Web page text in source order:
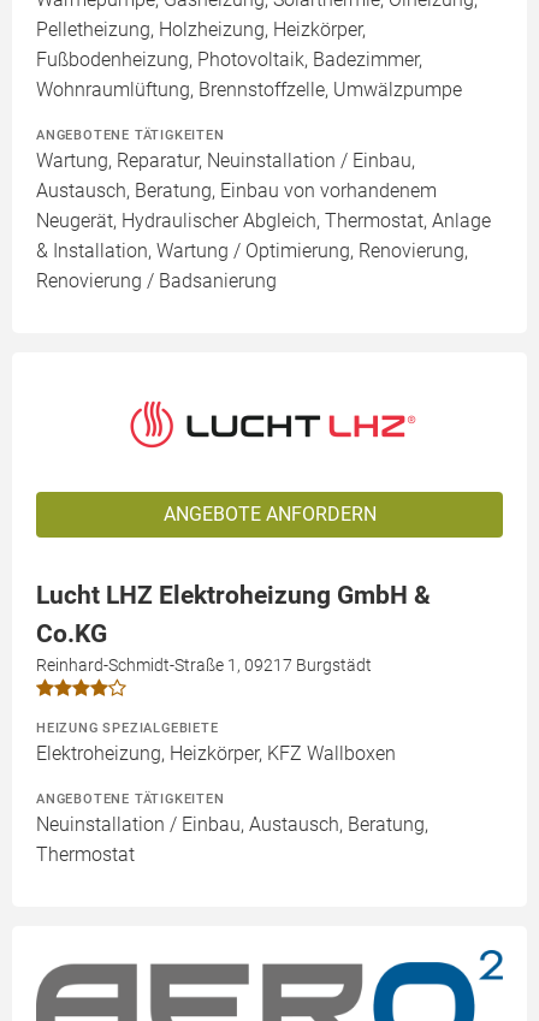
Pelletheizung, Holzheizung, Heizkörper,
Fußbodenheizung, Photovoltaik, Badezimmer,
Wohnraumlüftung, Brennstoffzelle, Umwälzpumpe
ANGEBOTENE TÄTIGKEITEN
Wartung, Reparatur, Neuinstallation / Einbau,
Austausch, Beratung, Einbau von vorhandenem
Neugerät, Hydraulischer Abgleich, Thermostat, Anlage
& Installation, Wartung / Optimierung, Renovierung,
Renovierung / Badsanierung
ANGEBOTE ANFORDERN
Lucht LHZ Elektroheizung GmbH &
Co.KG
Reinhard-Schmidt-Straße 1, 09217 Burgstädt
HEIZUNG SPEZIALGEBIETE
Elektroheizung, Heizkörper, KFZ Wallboxen
ANGEBOTENE TÄTIGKEITEN
Neuinstallation / Einbau, Austausch, Beratung,
Thermostat